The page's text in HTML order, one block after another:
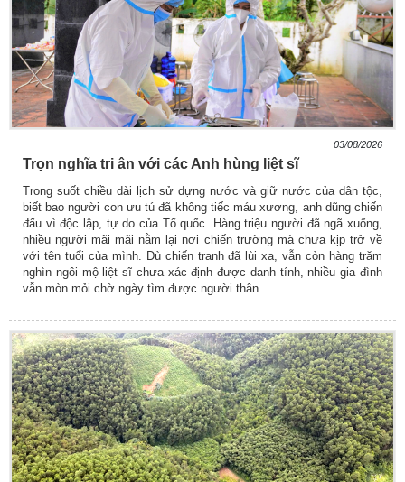
03/08/2026
Trọn nghĩa tri ân với các Anh hùng liệt sĩ
Trong suốt chiều dài lịch sử dựng nước và giữ nước của dân tộc,
biết bao người con ưu tú đã không tiếc máu xương, anh dũng chiến
đấu vì độc lập, tự do của Tổ quốc. Hàng triệu người đã ngã xuống,
nhiều người mãi mãi nằm lại nơi chiến trường mà chưa kịp trở về
với tên tuổi của mình. Dù chiến tranh đã lùi xa, vẫn còn hàng trăm
nghìn ngôi mộ liệt sĩ chưa xác định được danh tính, nhiều gia đình
vẫn mòn mỏi chờ ngày tìm được người thân.